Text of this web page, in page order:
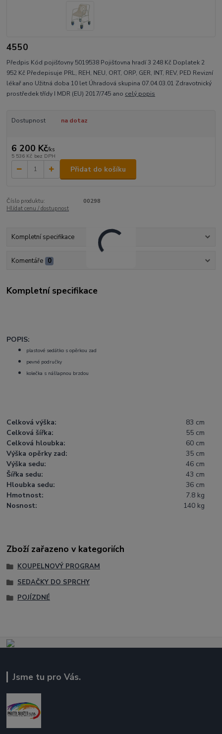
4550
Předpis Kód pojišťovny 5019538 Pojišťovna hradí 3 248 Kč Doplatek 2
952 Kč Předepisuje PRL, REH, NEU, ORT, ORP, GER, INT, REV, PED Revizní
lékař ano Užitná doba 10 let Úhradová skupina 07.04.03.01 Zdravotnický
prostředek třídy I MDR (EU) 2017/745 ano celý popis
Dostupnost na dotaz
6 200 Kč/ks
5 536 Kč bez DPH
Přidat do košíku
Číslo produktu:
00298
Hlídat cenu / dostupnost
Kompletní specifikace
Komentáře 0
Kompletní specifikace
POPIS:
plastové sedátko s opěrkou zad
pevné područky
kolečka s nášlapnou brzdou
Celková výška:
83 cm
Celková šířka:
55 cm
Celková hloubka:
60 cm
Výška opěrky zad:
35 cm
Výška sedu:
46 cm
Šířka sedu:
43 cm
Hloubka sedu:
36 cm
Hmotnost:
7.8 kg
Nosnost:
140 kg
Zboží zařazeno v kategoriích
KOUPELNOVÝ PROGRAM
SEDAČKY DO SPRCHY
POJÍZDNÉ
Jsme tu pro Vás.